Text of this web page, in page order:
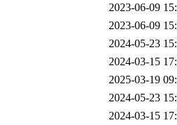
2023-06-09
2023-06-09
2024-05-23
2024-03-15
2025-03-19
2024-05-23
2024-03-15